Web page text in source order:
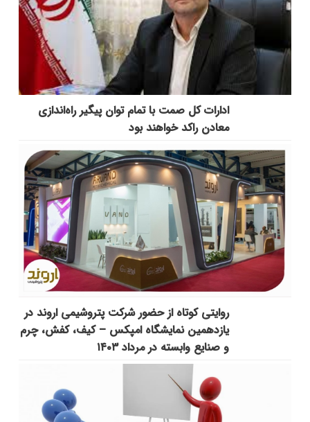
ادارات کل صمت با تمام توان پیگیر راه‌اندازی
معادن راکد خواهند بود
روایتی کوتاه از حضور شرکت پتروشیمی اروند در
یازدهمین نمایشگاه امپکس‌ – کیف، کفش، چرم
و صنایع وابسته در مرداد ۱۴۰۳